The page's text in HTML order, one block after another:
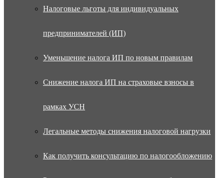
Налоговые льготы для индивидуальных
предпринимателей (ИП)
Уменьшение налога ИП по новым правилам
Снижение налога ИП на страховые взносы в
рамках УСН
Легальные методы снижения налоговой нагрузки
Как получить консультацию по налогообложению